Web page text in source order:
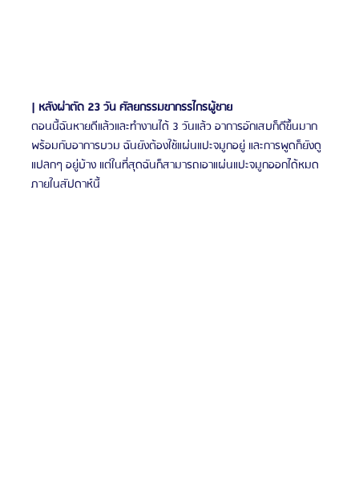
| หลังผ่าตัด 23 วัน ศัลยกรรมขากรรไกรผู้ชาย
ตอนนี้ฉันหายดีแล้วและทำงานได้ 3 วันแล้ว อาการอักเสบก็ดีขึ้นมาก
พร้อมกับอาการบวม ฉันยังต้องใช้แผ่นแปะจมูกอยู่ และการพูดก็ยังดู
แปลกๆ อยู่บ้าง แต่ในที่สุดฉันก็สามารถเอาแผ่นแปะจมูกออกได้หมด
ภายในสัปดาห์นี้